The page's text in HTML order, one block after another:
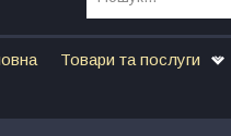
Товари та послуги